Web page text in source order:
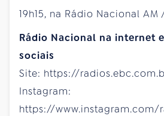
19h15, na Rádio Nacional AM
Rádio Nacional na internet
sociais
Site: https://
Instagram:
https://www.instagram.com/